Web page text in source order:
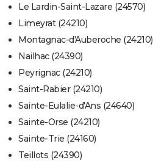
Le Lardin-Saint-Lazare (24570)
Limeyrat (24210)
Montagnac-d'Auberoche (24210)
Nailhac (24390)
Peyrignac (24210)
Saint-Rabier (24210)
Sainte-Eulalie-d'Ans (24640)
Sainte-Orse (24210)
Sainte-Trie (24160)
Teillots (24390)